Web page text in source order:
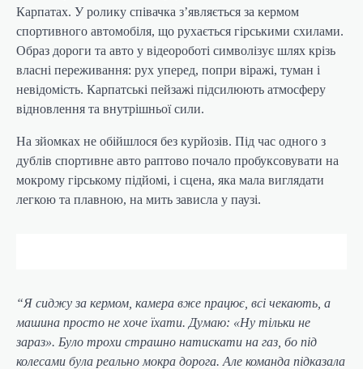
Карпатах. У ролику співачка з’являється за кермом
спортивного автомобіля, що рухається гірськими схилами.
Образ дороги та авто у відеороботі символізує шлях крізь
власні переживання: рух уперед, попри віражі, туман і
невідомість. Карпатські пейзажі підсилюють атмосферу
відновлення та внутрішньої сили.
На зйомках не обійшлося без курйозів. Під час одного з
дублів спортивне авто раптово почало пробуксовувати на
мокрому гірському підйомі, і сцена, яка мала виглядати
легкою та плавною, на мить зависла у паузі.
“Я сиджу за кермом, камера вже працює, всі чекають, а
машина просто не хоче їхати. Думаю: «Ну тільки не
зараз». Було трохи страшно натискати на газ, бо під
колесами була реально мокра дорога. Але команда підказала